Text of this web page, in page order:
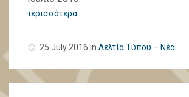
περισσότερα
25 July 2016 in Δελτία Τύπου – Νέα